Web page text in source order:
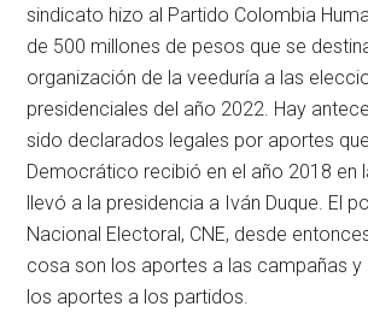
sindicato hizo al Partido Colombia
de 500 millones de pesos que se
organización de la veeduría a las
presidenciales del año 2022. Hay
sido declarados legales por aportes
Democrático recibió en el año 2018 en
llevó a la presidencia a Iván Duque. El
Nacional Electoral, CNE, desde
cosa son los aportes a las campañas
los aportes a los partidos.